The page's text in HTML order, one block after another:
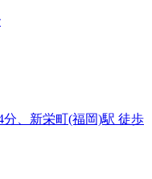
、新栄町(福岡)駅 徒歩